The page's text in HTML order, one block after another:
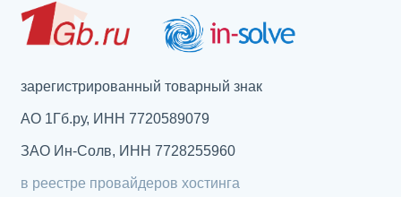
зарегистрированный товарный знак
АО 1Гб.ру, ИНН 7720589079
ЗАО Ин-Солв, ИНН 7728255960
в реестре провайдеров хостинга